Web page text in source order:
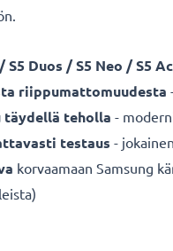
S5 Duos / S5 Neo / S5
riippumattomuudesta
täydellä teholla -
testaus -
korvaamaan Samsung